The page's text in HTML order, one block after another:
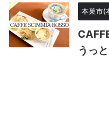
本巣市(
うっ